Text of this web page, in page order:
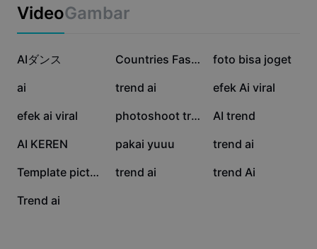
Keterangan otomatis
Pemasaran
Template industri
Template kilas balik
Pusat Kepercayaan
Pusat Bantuan
Tentang Ketentuan Layanan CapCut
Dreamina Seedance 2.0 Launch
VideoGambar
184,2 rb
AIダンス 129 rb Countries Fashion 123 rb
foto bisa joget
ai 92,6 rb
trend ai 39 rb
efek Ai viral
32,5 rb
efek ai viral 10,9 rb photoshoot trend 7,2 rb
AI trend
4,1 rb
AI KEREN 427
pakai yuuu 182
trend ai
48 Template picture ai 18
trend ai 11
trend Ai
9
Trend ai